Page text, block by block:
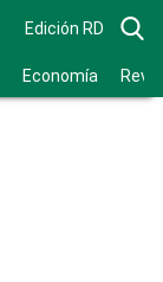
Edición RD
Economía